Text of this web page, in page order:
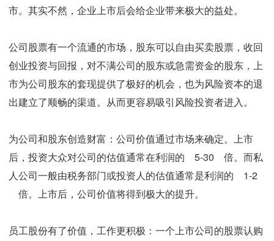
市。其实不然，企业上市后会给企业带来极大的益处。
公司股票有一个流通的市场，股东可以自由买卖股票，收回
创业投资与回报，对不满公司的股东或急需资金的股东，上
市为公司股东的套现提供了极好的机会，也为风险资本的退
出建立了顺畅的渠道。从而更容易吸引风险投资者进入。
为公司和股东创造财富：公司价值通过市场来确定。上市
后，投资大众对公司的估值通常在利润的 5-30 倍。而私
人公司一般由税务部门或投资人的估值通常是利润的 1-2
倍。上市后，公司价值将得到极大的提升。
员工股份有了价值，工作更积极：一个上市公司的股票认购